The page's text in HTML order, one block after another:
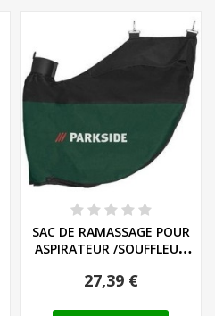
SAC DE RAMASSAGE POUR
ASPIRATEUR /SOUFFLEUR
27,39 €